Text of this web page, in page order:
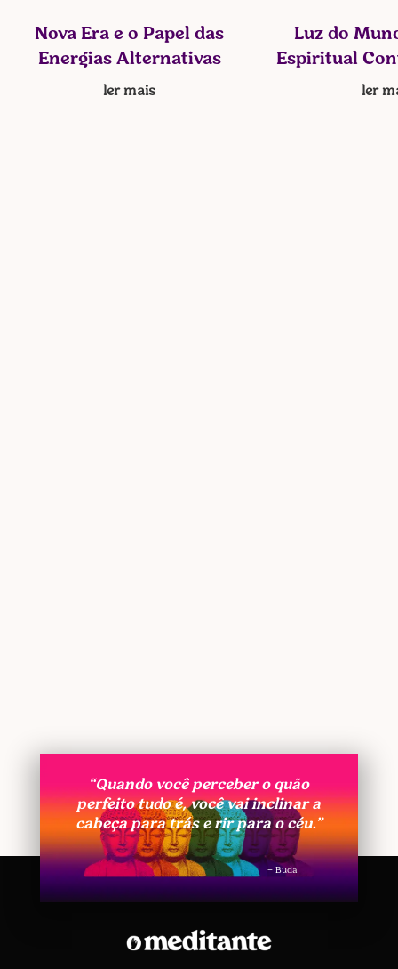
Nova Era e o Papel das
Energias Alternativas
ler mais
Luz do
Espiritual
ler
“Quando você perceber o quão
perfeito tudo é, você vai inclinar a
cabeça para trás e rir para o céu.”
– Buda